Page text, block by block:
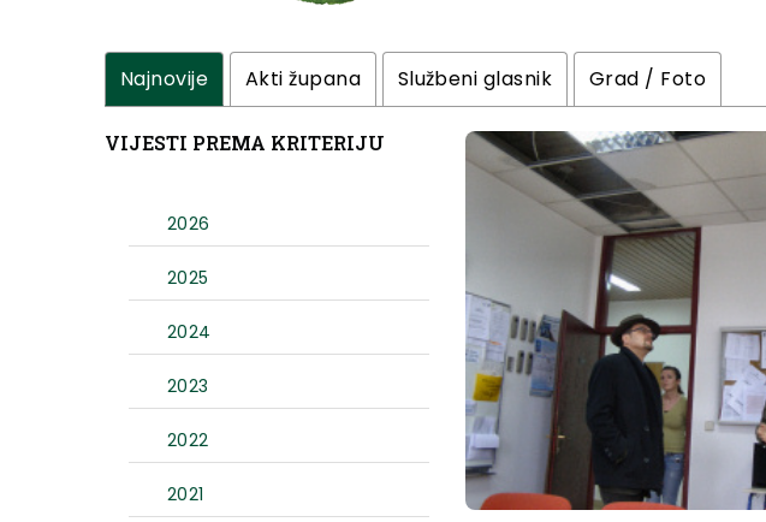
Najnovije Akti župana Službeni glasnik Grad / Foto
VIJESTI PREMA KRITERIJU
2026
2025
2024
2023
2022
2021